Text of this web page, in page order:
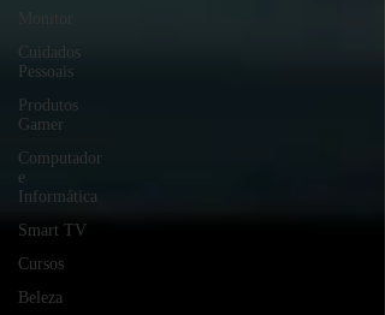
Cuidados
Pessoais
Produtos
Gamer
Computador
e
Informática
Smart TV
Cursos
Beleza